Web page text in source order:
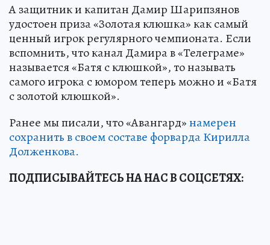
А защитник и капитан Дамир Шарипзянов
удостоен приза «Золотая клюшка» как самый
ценный игрок регулярного чемпионата. Если
вспомнить, что канал Дамира в «Телеграме»
называется «Батя с клюшкой», то называть
самого игрока с юмором теперь можно и «Батя
с золотой клюшкой».
Ранее мы писали, что «Авангард»намерен
сохранить в своем составе форварда Кирилла
Долженкова.
ПОДПИСЫВАЙТЕСЬ НА НАС В СОЦСЕТЯХ: